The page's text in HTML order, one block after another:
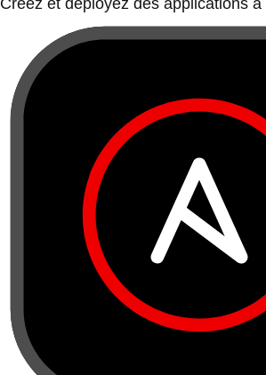
Créez et déployez des applications